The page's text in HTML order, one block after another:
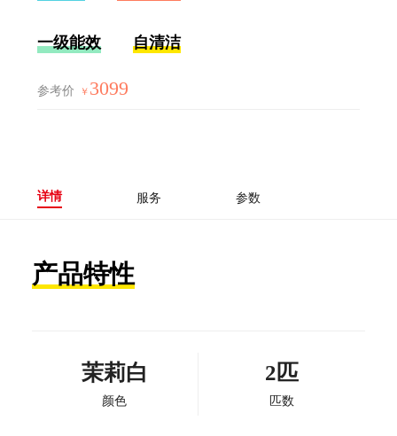
一级能效 自清洁
参考价 ￥ 3099
详情 服务 参数
产品特性
茉莉白
颜色
2匹
匹数